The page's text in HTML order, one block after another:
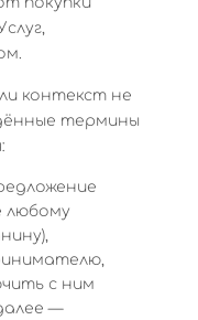
контекст не
термины
любому
с ним
—